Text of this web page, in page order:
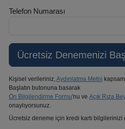
Telefon Numarası
Kişisel verileriniz,Aydınlatma Metni
Başlatın butonuna basarak
Ön Bilgilendirme Formu'nu ve Açık Rıza
onaylıyorsunuz.
Ücretsiz deneme için kredi kartı